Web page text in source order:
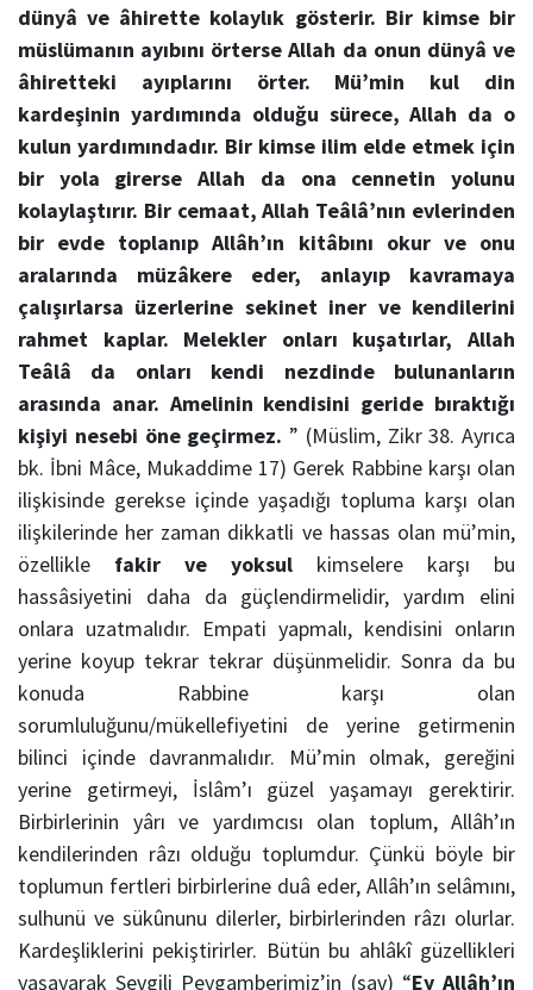
dünyâ ve âhirette kolaylık gösterir. Bir kimse bir
müslümanın ayıbını örterse Allah da onun dünyâ ve
âhiretteki ayıplarını örter. Mü’min kul din
kardeşinin yardımında olduğu sürece, Allah da o
kulun yardımındadır. Bir kimse ilim elde etmek için
bir yola girerse Allah da ona cennetin yolunu
kolaylaştırır. Bir cemaat, Allah Teâlâ’nın evlerinden
bir evde toplanıp Allâh’ın kitâbını okur ve onu
aralarında müzâkere eder, anlayıp kavramaya
çalışırlarsa üzerlerine sekinet iner ve kendilerini
rahmet kaplar. Melekler onları kuşatırlar, Allah
Teâlâ da onları kendi nezdinde bulunanların
arasında anar. Amelinin kendisini geride bıraktığı
kişiyi nesebi öne geçirmez. ” (Müslim, Zikr 38. Ayrıca
bk. İbni Mâce, Mukaddime 17) Gerek Rabbine karşı olan
ilişkisinde gerekse içinde yaşadığı topluma karşı olan
ilişkilerinde her zaman dikkatli ve hassas olan mü’min,
özellikle fakir ve yoksul kimselere karşı bu
hassâsiyetini daha da güçlendirmelidir, yardım elini
onlara uzatmalıdır. Empati yapmalı, kendisini onların
yerine koyup tekrar tekrar düşünmelidir. Sonra da bu
konuda Rabbine karşı olan
sorumluluğunu/mükellefiyetini de yerine getirmenin
bilinci içinde davranmalıdır. Mü’min olmak, gereğini
yerine getirmeyi, İslâm’ı güzel yaşamayı gerektirir.
Birbirlerinin yârı ve yardımcısı olan toplum, Allâh’ın
kendilerinden râzı olduğu toplumdur. Çünkü böyle bir
toplumun fertleri birbirlerine duâ eder, Allâh’ın selâmını,
sulhunü ve sükûnunu dilerler, birbirlerinden râzı olurlar.
Kardeşliklerini pekiştirirler. Bütün bu ahlâkî güzellikleri
yaşayarak Sevgili Peygamberimiz’in (sav) “Ey Allâh’ın